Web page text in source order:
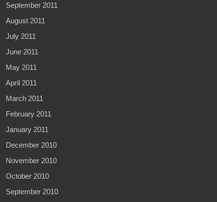
September 2011
August 2011
July 2011
June 2011
May 2011
April 2011
March 2011
February 2011
January 2011
December 2010
November 2010
October 2010
September 2010